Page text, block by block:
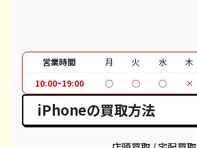
iPhone 11 Pro Max 都度見積(非公開)
営業時間 月 火 水 木
10:00~19:00
○ ○ ○ ×
iPhoneの買取方法